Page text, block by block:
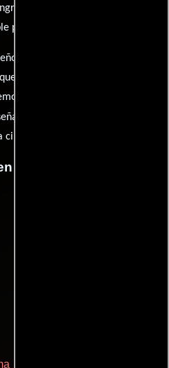
secreto que hará de
para los amantes del celuloide.
ni opinión insignificante. ¿Algún
sueñas con ver reseñada?
de esta comunidad el epicentro
en la
cinematográfica!
Cineyseries.net